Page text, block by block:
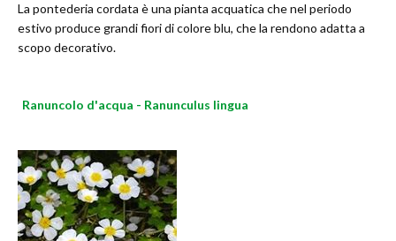
La pontederia cordata è una pianta acquatica che nel periodo
estivo produce grandi fiori di colore blu, che la rendono adatta a
scopo decorativo.
Ranuncolo d'acqua - Ranunculus lingua